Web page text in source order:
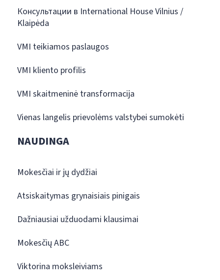
Консультации в International House Vilnius /
Klaipėda
VMI teikiamos paslaugos
VMI kliento profilis
VMI skaitmeninė transformacija
Vienas langelis prievolėms valstybei sumokėti
NAUDINGA
Mokesčiai ir jų dydžiai
Atsiskaitymas grynaisiais pinigais
Dažniausiai užduodami klausimai
Mokesčių ABC
Viktorina moksleiviams